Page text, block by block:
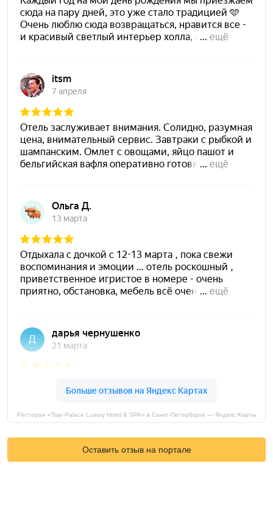
Ресторан «Tsar Palace Luxury Hotel & SPA» в Санкт-Петербурге — Яндекс Карты
Оставить отзыв на портале